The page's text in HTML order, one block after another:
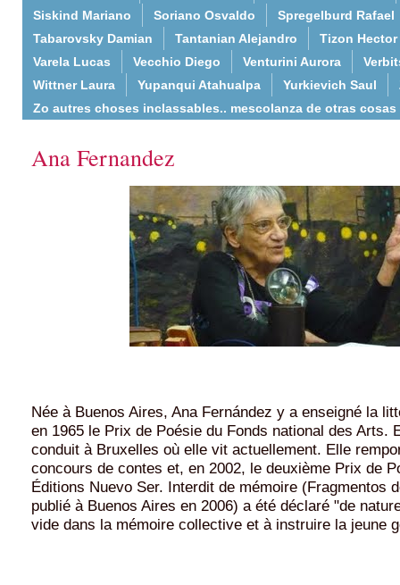
Siskind Mariano
Soriano Osvaldo
Spregelburd Rafael
Tabarovsky Damian
Tantanian Alejandro
Tizon Hector
Varela Lucas
Vecchio Diego Venturini Aurora
Wittner Laura
Yupanqui Atahualpa Yurkievich Saul
Zo autres choses inclassables.. mescolanza de otras cosas
Ana Fernandez
Née à Buenos Aires, Ana Fernández y a enseigné la
en 1965 le Prix de Poésie du Fonds national des Arts.
conduit à Bruxelles où elle vit actuellement. Elle
concours de contes et, en 2002, le deuxième Prix de
Éditions Nuevo Ser. Interdit de mémoire (Fragmentos
publié à Buenos Aires en 2006) a été déclaré "de
vide dans la mémoire collective et à instruire la jeune